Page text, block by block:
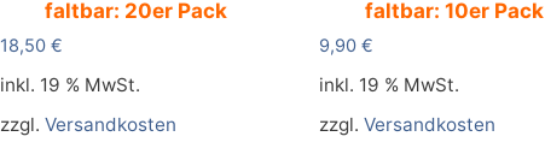
faltbar: 20er Pack
18,50€
inkl. 19 % MwSt.
zzgl.Versandkosten
faltbar: 10er Pack
9,90 €
inkl. 19 % MwSt.
zzgl. Versandkosten